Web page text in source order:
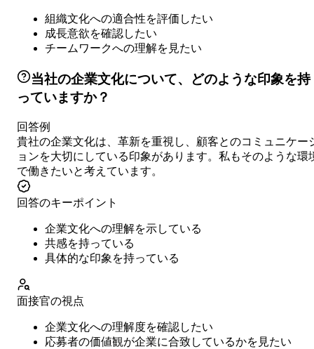
組織文化への適合性を評価したい
成長意欲を確認したい
チームワークへの理解を見たい
当社の企業文化について、どのような印象を持
っていますか？
回答例
貴社の企業文化は、革新を重視し、顧客とのコミュニケー
ョンを大切にしている印象があります。私もそのような環
で働きたいと考えています。
回答のキーポイント
企業文化への理解を示している
共感を持っている
具体的な印象を持っている
面接官の視点
企業文化への理解度を確認したい
応募者の価値観が企業に合致しているかを見たい